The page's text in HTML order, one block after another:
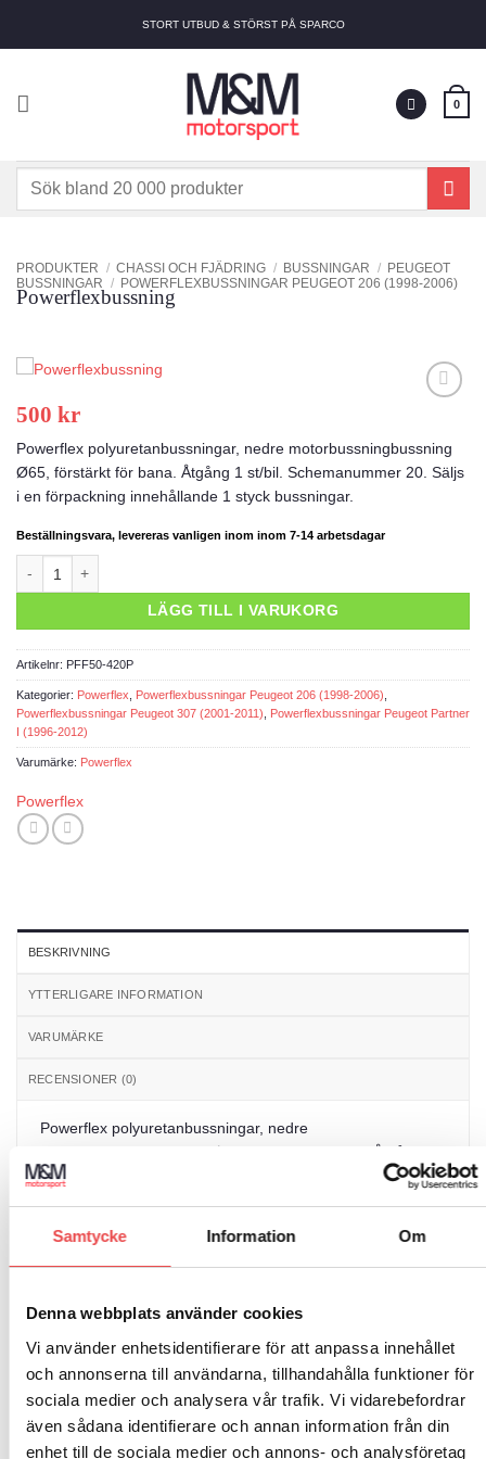
Samtycke Information Om
Denna webbplats använder cookies
Vi använder enhetsidentifierare för att anpassa innehållet
och annonserna till användarna, tillhandahålla funktioner för
sociala medier och analysera vår trafik. Vi vidarebefordrar
även sådana identifierare och annan information från din
enhet till de sociala medier och annons- och analysföretag
STORT UTBUD & STÖRST PÅ SPARCO
0
Sök
PRODUKTER / CHASSI OCH FJÄDRING / BUSSNINGAR / PEUGEOT
BUSSNINGAR / POWERFLEXBUSSNINGAR PEUGEOT 206 (1998-2006)
Powerflexbussning
500 kr
Powerflex polyuretanbussningar, nedre motorbussningbussning
Ø65, förstärkt för bana. Åtgång 1 st/bil. Schemanummer 20. Säljs
i en förpackning innehållande 1 styck bussningar.
Beställningsvara, levereras vanligen inom inom 7-14 arbetsdagar
LÄGG TILL I VARUKORG
Artikelnr: PFF50-420P
Kategorier: Powerflex Powerflexbussningar Peugeot 206 (1998-2006)
Powerflexbussningar Peugeot 307 (2001-2011)
Powerflexbussningar Peugeot Partner
I (1996-2012)
Varumärke: Powerflex
Powerflex
BESKRIVNING
YTTERLIGARE INFORMATION
VARUMÄRKE
RECENSIONER (0)
Powerflex polyuretanbussningar, nedre
motorbussningbussning Ø65, förstärkt för bana. Åtgång 1
st/bil. Schemanummer 20. Säljs i en förpackning
Passar till följande bilmodeller:
Peugeot Partner I (1996-2012)